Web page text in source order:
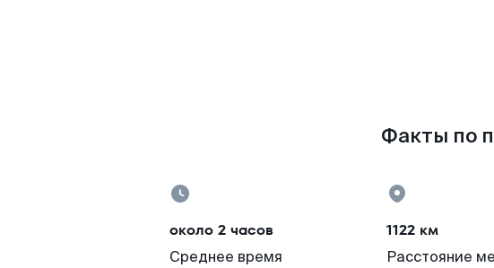
Факты по
около 2 часов
Среднее время
1122 км
Расстояние